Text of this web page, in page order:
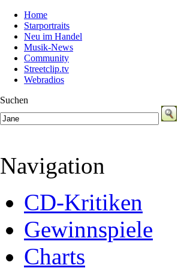
Home
Starportraits
Neu im Handel
Musik-News
Community
Streetclip.tv
Webradios
Suchen
Navigation
CD-Kritiken
Gewinnspiele
Charts